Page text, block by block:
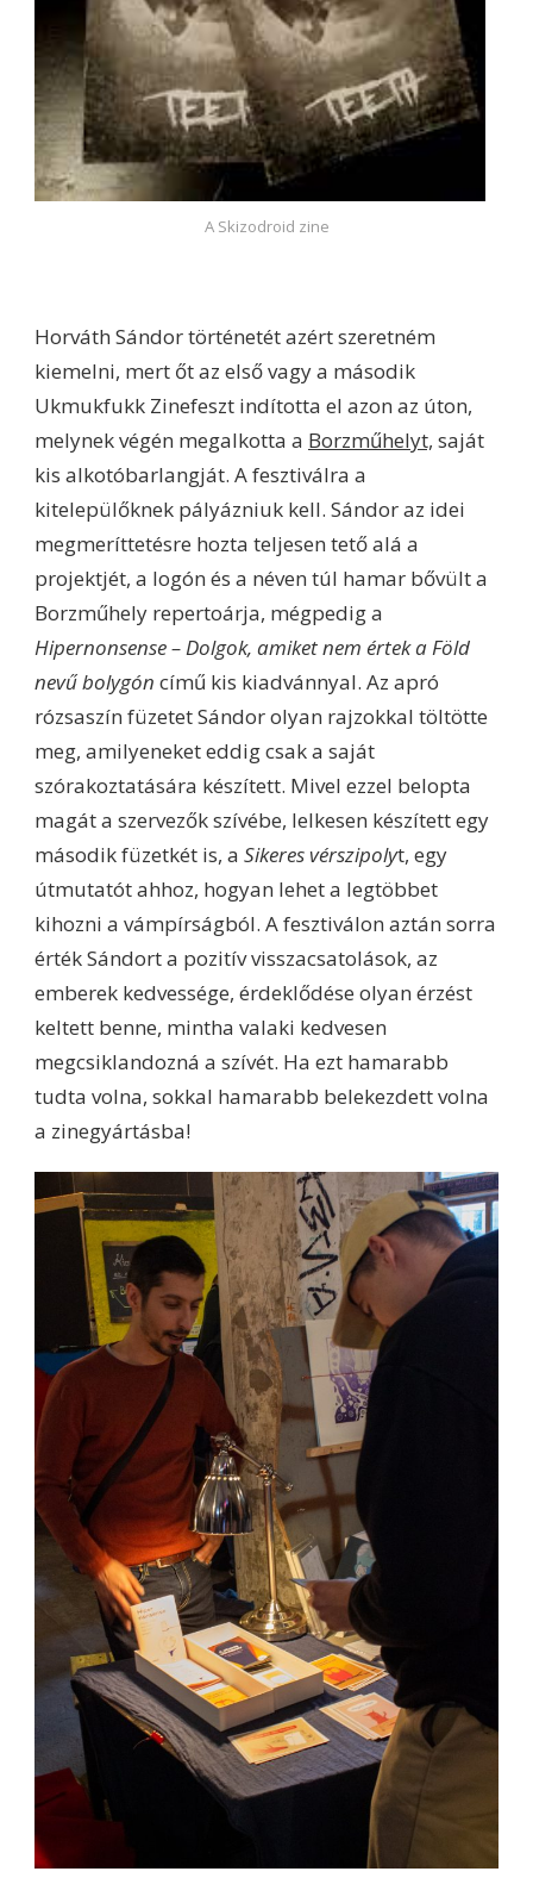
A Skizodroid zine
Horváth Sándor történetét azért szeretném
kiemelni, mert őt az első vagy a második
Ukmukfukk Zinefeszt indította el azon az úton,
melynek végén megalkotta a Borzműhelyt, saját
kis alkotóbarlangját. A fesztiválra a
kitelepülőknek pályázniuk kell. Sándor az idei
megmeríttetésre hozta teljesen tető alá a
projektjét, a logón és a néven túl hamar bővült a
Borzműhely repertoárja, mégpedig a
Hipernonsense – Dolgok, amiket nem értek a Föld
nevű bolygón című kis kiadvánnyal. Az apró
rózsaszín füzetet Sándor olyan rajzokkal töltötte
meg, amilyeneket eddig csak a saját
szórakoztatására készített. Mivel ezzel belopta
magát a szervezők szívébe, lelkesen készített egy
második füzetkét is, a Sikeres vérszipolyt, egy
útmutatót ahhoz, hogyan lehet a legtöbbet
kihozni a vámpírságból. A fesztiválon aztán sorra
érték Sándort a pozitív visszacsatolások, az
emberek kedvessége, érdeklődése olyan érzést
keltett benne, mintha valaki kedvesen
megcsiklandozná a szívét. Ha ezt hamarabb
tudta volna, sokkal hamarabb belekezdett volna
a zinegyártásba!